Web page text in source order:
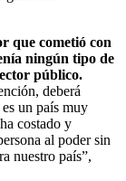
que cometió con
ningún tipo de
público.
deberá
un país muy
costado y
al poder sin
nuestro país”,